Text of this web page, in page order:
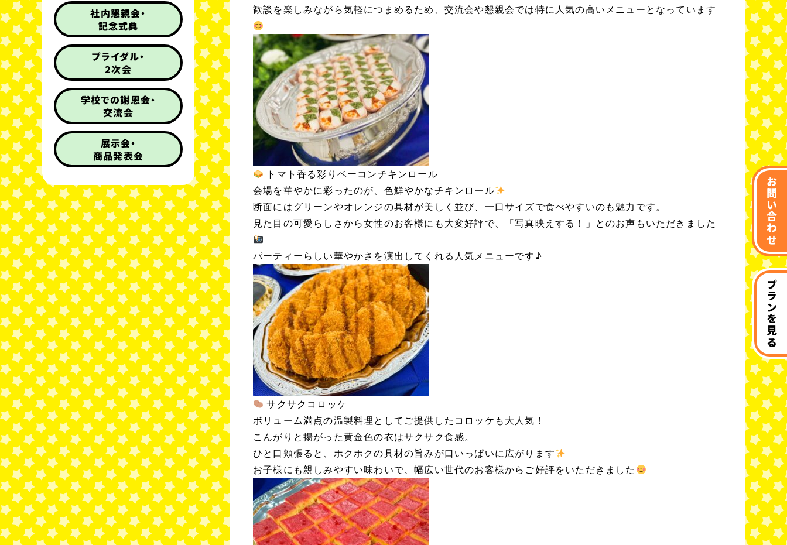
お問い合わせ
プランを見る
社内懇親会・
記念式典
ブライダル・
2次会
学校での謝恩会・
交流会
展示会・
商品発表会
歓談を楽しみながら気軽につまめるため、交流会や懇親会では特に人気の高いメニューとなっています
トマト香る彩りベーコンチキンロール
会場を華やかに彩ったのが、色鮮やかなチキンロール
断面にはグリーンやオレンジの具材が美しく並び、一口サイズで食べやすいのも魅力です。
見た目の可愛らしさから女性のお客様にも大変好評で、「写真映えする！」とのお声もいただきました
パーティーらしい華やかさを演出してくれる人気メニューです♪
サクサクコロッケ
ボリューム満点の温製料理としてご提供したコロッケも大人気！
こんがりと揚がった黄金色の衣はサクサク食感。
ひと口頬張ると、ホクホクの具材の旨みが口いっぱいに広がります
お子様にも親しみやすい味わいで、幅広い世代のお客様からご好評をいただきました